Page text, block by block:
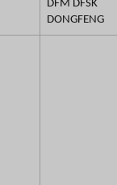
DFM DFSK
DONGFENG